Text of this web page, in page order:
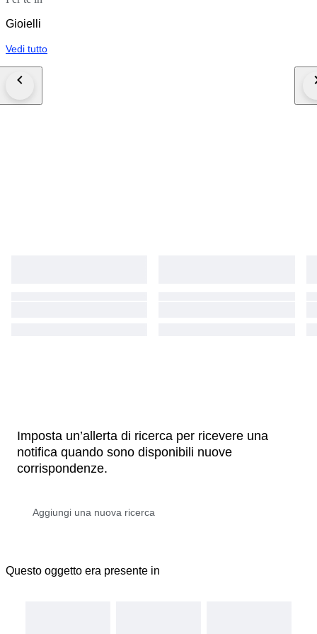
Gioielli
Vedi tutto
Imposta un’allerta di ricerca per ricevere una
notifica quando sono disponibili nuove
corrispondenze.
Questo oggetto era presente in